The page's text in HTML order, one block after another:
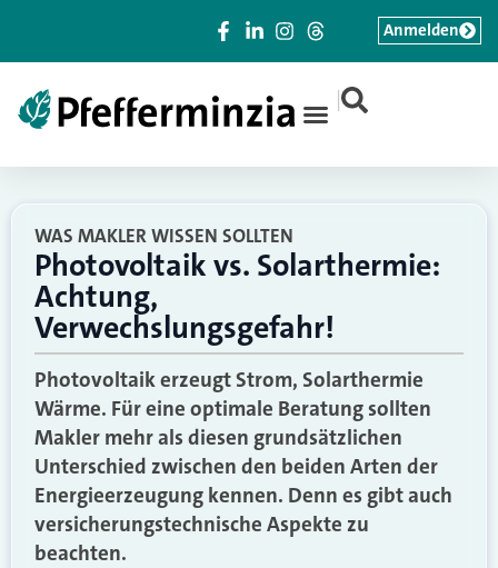
|
Anmelden
WAS MAKLER WISSEN SOLLTEN
Photovoltaik vs. Solarthermie:
Achtung,
Verwechslungsgefahr!
Photovoltaik erzeugt Strom, Solarthermie
Wärme. Für eine optimale Beratung sollten
Makler mehr als diesen grundsätzlichen
Unterschied zwischen den beiden Arten der
Energieerzeugung kennen. Denn es gibt auch
versicherungstechnische Aspekte zu
beachten.